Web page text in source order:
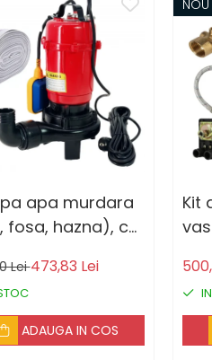
apa murdara
fosa, hazna), cu
DDT, WQCD-
3000W + Furtun
20 metri, 2
20m³/h
Lei473,83 Lei
ADAUGA IN COS
NOU
Kit
cai